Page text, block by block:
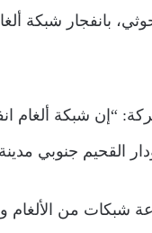
الحوثي، بانفجار
القحيم جنوبي
شبكات من الألغام